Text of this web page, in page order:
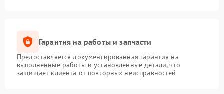
Гарантия на работы и запчасти
Предоставляется документированная гарантия на
выполненные работы и установленные детали, что
защищает клиента от повторных неисправностей